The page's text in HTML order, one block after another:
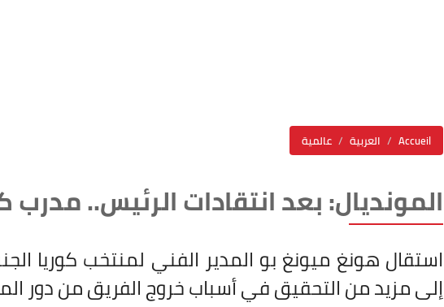
عالمية العربية Accueil
المونديال: بعد انتقادات الرئيس.. مدرب
استقال هونغ ميونغ بو المدير الفني لمنتخب كوريا
إلى مزيد من التحقيق في أسباب خروج الفريق من دور